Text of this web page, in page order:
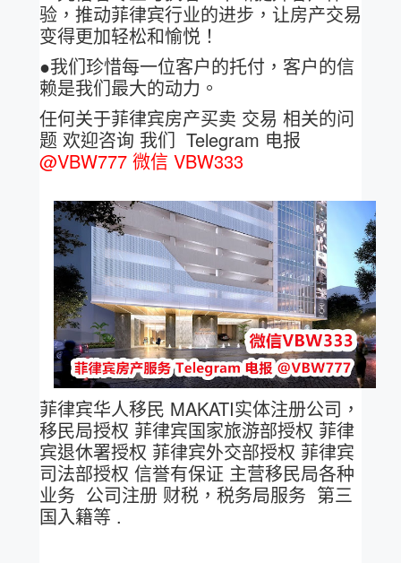
验，推动菲律宾行业的进步，让房产交易
变得更加轻松和愉悦！
●我们珍惜每一位客户的托付，客户的信
赖是我们最大的动力。
任何关于菲律宾房产买卖 交易 相关的问
题 欢迎咨询 我们 Telegram 电报
@VBW777 微信 VBW333
菲律宾华人移民 MAKATI实体注册公司，
移民局授权 菲律宾国家旅游部授权 菲律
宾退休署授权 菲律宾外交部授权 菲律宾
司法部授权 信誉有保证 主营移民局各种
业务 公司注册 财税，税务局服务 第三
国入籍等 .